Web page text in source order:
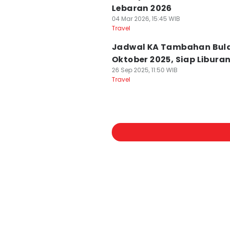
Lebaran 2026
04 Mar 2026, 15:45 WIB
Travel
Jadwal KA Tambahan
Oktober 2025, Siap
26 Sep 2025, 11:50 WIB
Travel